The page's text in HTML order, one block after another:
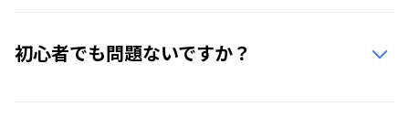
初心者でも問題ないですか？